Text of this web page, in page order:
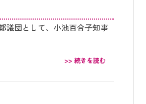
議団として、小池百合子知事
>> 続きを読む